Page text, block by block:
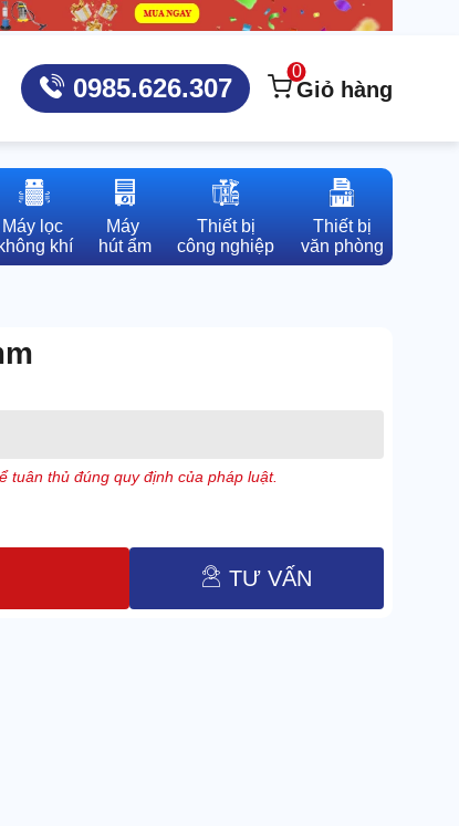
0985.626.307
0
Giỏ hàng
Máy lọc
không khí
Máy
hút ẩm
Thiết bị
công nghiệp
Thiết bị
văn phòng
tuân thủ đúng quy định của pháp luật.
TƯ VẤN